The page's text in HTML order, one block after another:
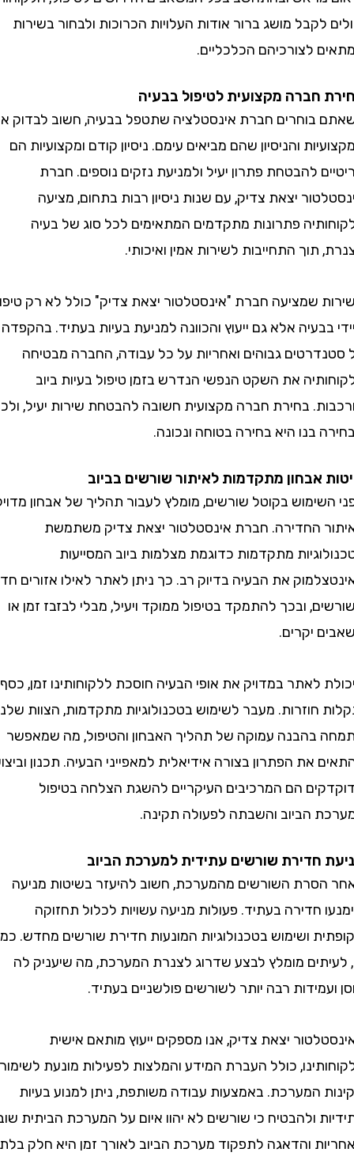
לקבל מושג ברור אודות העלויות הכרוכות ולבחור בשירות
לצורכיהם הכלכליים.
חברה מקצועית לטיפול בבעיה
חברת אינסטלציה שתטפל בבעיה, חשוב לבדוק את
והניסיון שהם מביאים עימם. ניסיון קודם ומקצועיות הם
להבטחת פתרון יעיל ולמניעת נזקים נוספים. חברת
יצאת צדיק, עם שנות ניסיון רבות בתחום, מציעה
פתרונות מתקדמים המתאימים לכל סוג של בעיה
התחייבות לשירות אמין ואיכותי.
שמציעה חברת "אינסטלטור יצאת צדיק" כולל לא רק טיפול
אלא גם ייעוץ והכוונה למניעת בעיות בעתיד. בהקפדה
גבוהים ואחריות על כל עבודה, החברה מבטיחה
את השקט הנפשי הנדרש בזמן טיפול בעיות ביוב
בחירת חברה מקצועית חשובה להבטחת שירות יעיל, ולכן
בנו היא בחירה בטוחה ונכונה.
מתקדמות לאיתור שורשים בביוב
בקוטל שורשים, מומלץ לעבור תהליך של אבחון מדויק
החדירה. חברת אינסטלטור יצאת צדיק משתמשת
מתקדמות כדוגמת מצלמות ביוב המסייעות
את הבעיה בדיוק רב. כך ניתן לאתר לאילו אזורים חדרו
ובכך להתמקד בטיפול ממוקד ויעיל, מבלי לבזבז זמן או
יקרים.
לאתר במדויק את אופי הבעיה חוסכת ללקוחותינו זמן, כסף
חוזרות. מעבר לשימוש בטכנולוגיות מתקדמות, הצוות שלנו
עמוקה של תהליך האבחון והטיפול, מה שמאפשר
את הפתרון בצורה אידיאלית למאפייני הבעיה. תכנון וביצוע
הם המרכיבים העיקריים להשגת הצלחה בטיפול
הביוב והשבתה לפעולה תקינה.
חדירת שורשים עתידית למערכת הביוב
השורשים מהמערכת, חשוב להיעזר בשיטות מניעה
חדירה בעתיד. פעולות מניעה עשויות לכלול תחזוקה
ושימוש בטכנולוגיות המונעות חדירת שורשים מחדש. כמו
מומלץ לבצע שדרוג לצנרת המערכת, מה שיעניק לה
רבה יותר לשורשים פולשניים בעתיד.
יצאת צדיק, אנו מספקים ייעוץ מותאם אישית
כולל העברת המידע והמלצות לפעילות מונעת לשימור
המערכת. באמצעות עבודה משותפת, ניתן למנוע בעיות
ולהבטיח כי שורשים לא יהוו איום על המערכת הביתית שוב.
והדאגה לתפקוד מערכת הביוב לאורך זמן היא חלק בלתי